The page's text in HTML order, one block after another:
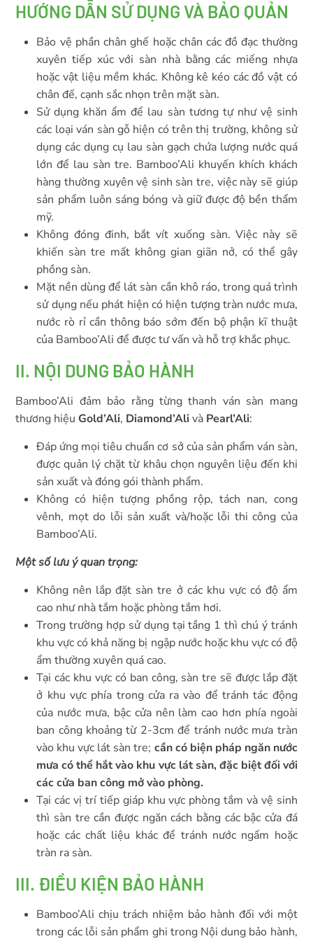
HƯỚNG DẪN SỬ DỤNG VÀ BẢO QUẢN
Bảo vệ phần chân ghế hoặc chân các đồ đạc thường
xuyên tiếp xúc với sàn nhà bằng các miếng nhựa
hoặc vật liệu mềm khác. Không kê kéo các đồ vật có
chân đế, cạnh sắc nhọn trên mặt sàn.
Sử dụng khăn ẩm để lau sàn tương tự như vệ sinh
các loại ván sàn gỗ hiện có trên thị trường, không sử
dụng các dụng cụ lau sàn gạch chứa lượng nước quá
lớn để lau sàn tre. Bamboo’Ali khuyến khích khách
hàng thường xuyên vệ sinh sàn tre, việc này sẽ giúp
sản phẩm luôn sáng bóng và giữ được độ bền thẩm
mỹ.
Không đóng đinh, bắt vít xuống sàn. Việc này sẽ
khiến sàn tre mất không gian giãn nở, có thể gây
phồng sàn.
Mặt nền dùng để lát sàn cần khô ráo, trong quá trình
sử dụng nếu phát hiện có hiện tượng tràn nước mưa,
nước rò rỉ cần thông báo sớm đến bộ phận kĩ thuật
của Bamboo’Ali để được tư vấn và hỗ trợ khắc phục.
II. NỘI DUNG BẢO HÀNH
Bamboo’Ali đảm bảo rằng từng thanh ván sàn mang
thương hiệu Gold’Ali, Diamond’Alivà Pearl’Ali:
Đáp ứng mọi tiêu chuẩn cơ sở của sản phẩm ván sàn,
được quản lý chặt từ khâu chọn nguyên liệu đến khi
sản xuất và đóng gói thành phẩm.
Không có hiện tượng phồng rộp, tách nan, cong
vênh, mọt do lỗi sản xuất và/hoặc lỗi thi công của
Bamboo’Ali.
Một số lưu ý quan trọng:
Không nên lắp đặt sàn tre ở các khu vực có độ ẩm
cao như nhà tắm hoặc phòng tắm hơi.
Trong trường hợp sử dụng tại tầng 1 thì chú ý tránh
khu vực có khả năng bị ngập nước hoặc khu vực có độ
ẩm thường xuyên quá cao.
Tại các khu vực có ban công, sàn tre sẽ được lắp đặt
ở khu vực phía trong cửa ra vào để tránh tác động
của nước mưa, bậc cửa nên làm cao hơn phía ngoài
ban công khoảng từ 2-3cm để tránh nước mưa tràn
vào khu vực lát sàn tre; cần có biện pháp ngăn nước
mưa có thể hắt vào khu vực lát sàn, đặc biệt đối với
các cửa ban công mở vào phòng.
Tại các vị trí tiếp giáp khu vực phòng tắm và vệ sinh
thì sàn tre cần được ngăn cách bằng các bậc cửa đá
hoặc các chất liệu khác để tránh nước ngấm hoặc
tràn ra sàn.
III. ĐIỀU KIỆN BẢO HÀNH
Bamboo’Ali chịu trách nhiệm bảo hành đối với một
trong các lỗi sản phẩm ghi trong Nội dung bảo hành,